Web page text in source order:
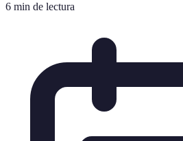
6 min de lectura